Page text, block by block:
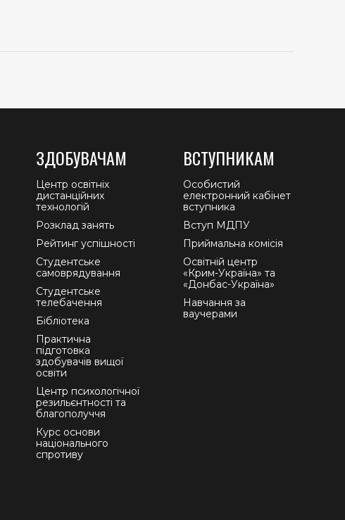
ЗДОБУВАЧАМ
Центр освітніх
дистанційних
технологій
Розклад занять
Рейтинг успішності
Студентське
самоврядування
Студентське
телебачення
Бібліотека
Практична
підготовка
здобувачів вищої
освіти
Центр психологічної
резильєнтності та
благополуччя
Курс основи
національного
спротиву
ВСТУПНИКАМ
Особистий
електронний кабінет
вступника
Вступ МДПУ
Приймальна комісія
Освітній центр
«Крим-Україна» та
«Донбас-Україна»
Навчання за
ваучерами